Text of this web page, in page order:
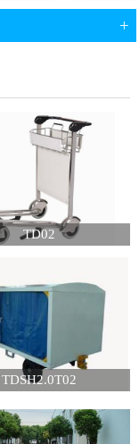
+
TD02
TDSH2.0T02